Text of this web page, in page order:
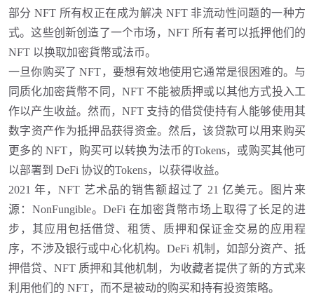
部分 NFT 所有权正在成为解决 NFT 非流动性问题的一种方
式。这些创新创造了一个市场，NFT 所有者可以抵押他们的
NFT 以换取加密貨幣或法币。
一旦你购买了 NFT，要想有效地使用它通常是很困难的。与
同质化加密貨幣不同，NFT 不能被质押或以其他方式投入工
作以产生收益。然而，NFT 支持的借贷使持有人能够使用其
数字资产作为抵押品获得资金。然后，该贷款可以用来购买
更多的 NFT，购买可以转换为法币的Tokens，或购买其他可
以部署到 DeFi 协议的Tokens，以获得收益。
2021 年，NFT 艺术品的销售额超过了 21 亿美元。图片来
源：NonFungible。DeFi 在加密貨幣市场上取得了长足的进
步，其应用包括借贷、租赁、质押和保证金交易的应用程
序，不涉及银行或中心化机构。DeFi 机制，如部分资产、抵
押借贷、NFT 质押和其他机制，为收藏者提供了新的方式来
利用他们的 NFT，而不是被动的购买和持有投资策略。